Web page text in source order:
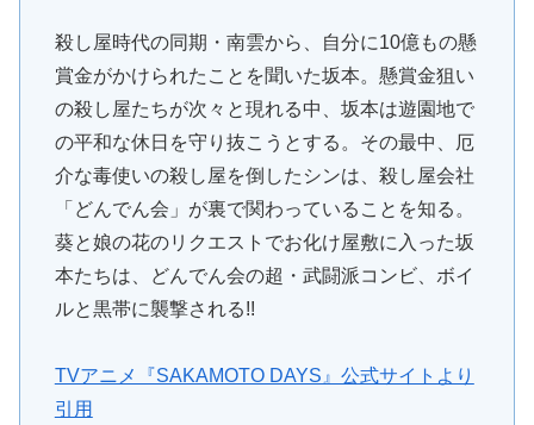
殺し屋時代の同期・南雲から、自分に10億もの懸
賞金がかけられたことを聞いた坂本。懸賞金狙い
の殺し屋たちが次々と現れる中、坂本は遊園地で
の平和な休日を守り抜こうとする。その最中、厄
介な毒使いの殺し屋を倒したシンは、殺し屋会社
「どんでん会」が裏で関わっていることを知る。
葵と娘の花のリクエストでお化け屋敷に入った坂
本たちは、どんでん会の超・武闘派コンビ、ボイ
ルと黒帯に襲撃される!!
TVアニメ『SAKAMOTO DAYS』公式サイトより
引用